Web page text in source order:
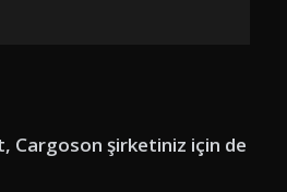
Cargoson şirketiniz için de